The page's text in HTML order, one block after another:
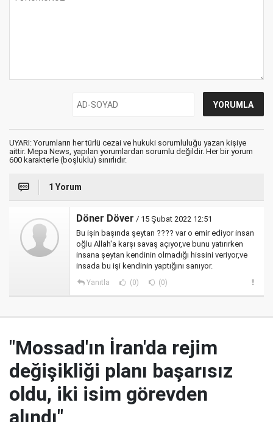
UYARI: Yorumların her türlü cezai ve hukuki sorumluluğu yazan kişiye
aittir. Mepa News, yapılan yorumlardan sorumlu değildir. Her bir yorum
600 karakterle (boşluklu) sınırlıdır.
1 Yorum
Döner Döver / 15 Şubat 2022 12:51
Bu işin başında şeytan ???? var o emir ediyor insan
oğlu Allah'a karşı savaş açıyor,ve bunu yatırırken
insana şeytan kendinin olmadığı hissini veriyor,ve
insada bu işi kendinin yaptığını sanıyor.
Yanıtla (0) (0)
"Mossad'ın İran'da rejim
değişikliği planı başarısız
oldu, iki isim görevden
alındı"